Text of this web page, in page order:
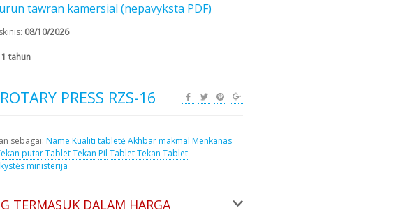
tawran kamersial (nepavyksta PDF)
08/10/2026
1 tahun
ROTARY PRESS RZS-16
sebagai: Name Kualiti tabletėAkhbar makmal Menkanas
putarTablet Tekan Pil Tablet Tekan Tablet
ministerija
TERMASUK DALAM HARGA